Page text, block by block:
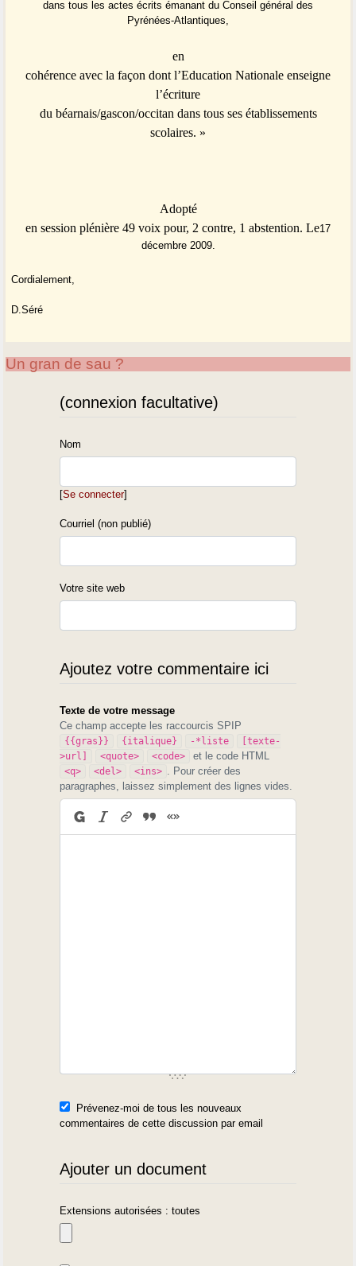
dans tous les actes écrits émanant du Conseil général des
Pyrénées-Atlantiques,
en
cohérence avec la façon dont l’Education Nationale enseigne
l’écriture
du béarnais/gascon/occitan dans tous ses établissements
scolaires. »
Adopté
en session plénière 49 voix pour, 2 contre, 1 abstention. Le17
décembre 2009.
Cordialement,
D.Séré
Un gran de sau ?
(connexion facultative)
Nom
[Se connecter]
Courriel (non publié)
Votre site web
Ajoutez votre commentaire ici
Texte de votre message
Ce champ accepte les raccourcis SPIP
{{gras}} {italique} -*liste
[texte-
>url]
<quote> <code> et le code HTML
<q> <del> <ins>
. Pour créer des
paragraphes, laissez simplement des lignes vides.
Prévenez-moi de tous les nouveaux
commentaires de cette discussion par email
Ajouter un document
Extensions autorisées : toutes